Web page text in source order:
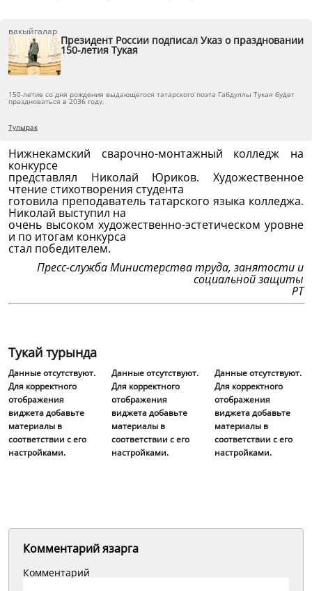
вакыйгалар
Президент России подписал Указ о праздновании
150-летия Тукая
150-летие со дня рождения выдающегося татарского поэта Габдуллы Тукая будет
праздноваться в 2036 году.
Тулырак
Нижнекамский сварочно-монтажный колледж на
конкурсе
представлял Николай Юриков. Художественное
чтение стихотворения студента
готовила преподаватель татарского языка колледжа.
Николай выступил на
очень высоком художественно-эстетическом уровне
и по итогам конкурса
стал победителем.
Пресс-служба Министерства труда, занятости и
социальной защиты
РТ
Тукай турында
Данные отсутствуют.
Для корректного
отображения
виджета добавьте
материалы в
соответствии с его
настройками.
Данные отсутствуют.
Для корректного
отображения
виджета добавьте
материалы в
соответствии с его
настройками.
Данные отсутствуют.
Для корректного
отображения
виджета добавьте
материалы в
соответствии с его
настройками.
Комментарий язарга
Комментарий